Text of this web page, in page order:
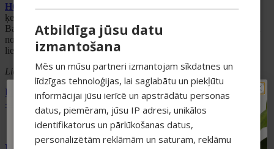
HOME SPA Ķermeņa losjons, 250 mlViegls un aromātisks
ķermeņa losjons, kas mīkstina ādu, padarot to gludu un elastīgu.
Bagātināts ar smiltsērkšķu augļu eļļu, tas pārvērš ikdienas kopšanu
nomierinošā un atjaunojošā rituālā. Ideāli piemērots ikdienas
lietošanai.
Lietošana:uzklāj uz tīras ādas un maigi iemasē.
Pievienot grozam
-20%
Atbildīga jūsu datu
izmantošana
Mēs un mūsu partneri izmantojam sīkdatnes un
līdzīgas tehnoloģijas, lai saglabātu un piekļūtu
informācijai jūsu ierīcē un apstrādātu personas
datus, piemēram, jūsu IP adresi, unikālos
identifikatorus un pārlūkošanas datus,
personalizētām reklāmām un saturam, reklāmu
TAVAM PIRMAJAM
PIRKUMAM PAPILDUS
-15% ATLAIDE!
Pieraksties jaunumiem un saņem īpašu